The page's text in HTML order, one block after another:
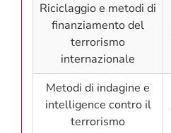
Riciclaggio e metodi di
finanziamento del
terrorismo
internazionale
Metodi di indagine e
intelligence contro il
terrorismo